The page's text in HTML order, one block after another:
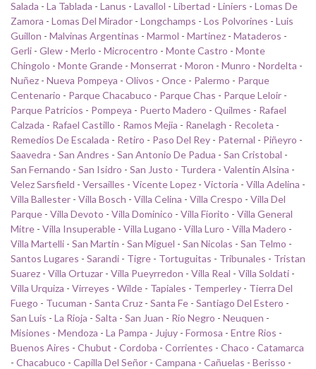
Salada - La Tablada - Lanus - Lavallol - Libertad - Liniers - Lomas De
Zamora - Lomas Del Mirador - Longchamps - Los Polvorines - Luis
Guillon - Malvinas Argentinas - Marmol - Martinez - Mataderos -
Gerli - Glew - Merlo - Microcentro - Monte Castro - Monte
Chingolo - Monte Grande - Monserrat - Moron - Munro - Nordelta -
Nuñez - Nueva Pompeya - Olivos - Once - Palermo - Parque
Centenario - Parque Chacabuco - Parque Chas - Parque Leloir -
Parque Patricios - Pompeya - Puerto Madero - Quilmes - Rafael
Calzada - Rafael Castillo - Ramos Mejia - Ranelagh - Recoleta -
Remedios De Escalada - Retiro - Paso Del Rey - Paternal - Piñeyro -
Saavedra - San Andres - San Antonio De Padua - San Cristobal -
San Fernando - San Isidro - San Justo - Turdera - Valentin Alsina -
Velez Sarsfield - Versailles - Vicente Lopez - Victoria - Villa Adelina -
Villa Ballester - Villa Bosch - Villa Celina - Villa Crespo - Villa Del
Parque - Villa Devoto - Villa Dominico - Villa Fiorito - Villa General
Mitre - Villa Insuperable - Villa Lugano - Villa Luro - Villa Madero -
Villa Martelli - San Martin - San Miguel - San Nicolas - San Telmo -
Santos Lugares - Sarandi - Tigre - Tortuguitas - Tribunales - Tristan
Suarez - Villa Ortuzar - Villa Pueyrredon - Villa Real - Villa Soldati -
Villa Urquiza - Virreyes - Wilde - Tapiales - Temperley - Tierra Del
Fuego - Tucuman - Santa Cruz - Santa Fe - Santiago Del Estero -
San Luis - La Rioja - Salta - San Juan - Rio Negro - Neuquen -
Misiones - Mendoza - La Pampa - Jujuy - Formosa - Entre Rios -
Buenos Aires - Chubut - Cordoba - Corrientes - Chaco - Catamarca
- Chacabuco - Capilla Del Señor - Campana - Cañuelas - Berisso -